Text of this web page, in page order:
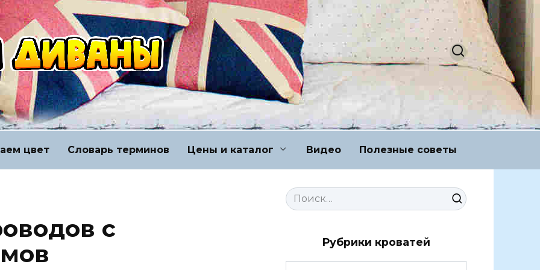
цвет Словарь терминов Цены и каталог Видео Полезные советы
с
Search
for:
Рубрики кроватей